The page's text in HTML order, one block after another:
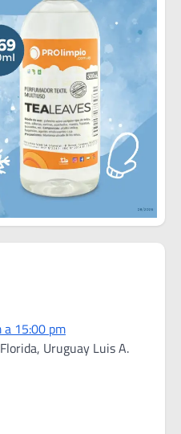
a 15:00 pm
Uruguay Luis A.